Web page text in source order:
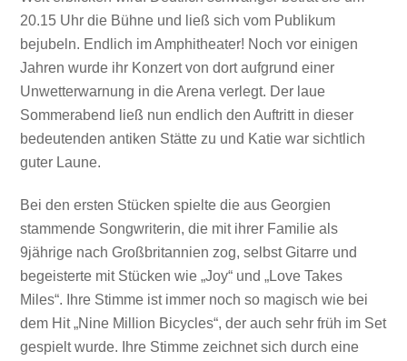
20.15 Uhr die Bühne und ließ sich vom Publikum
bejubeln. Endlich im Amphitheater! Noch vor einigen
Jahren wurde ihr Konzert von dort aufgrund einer
Unwetterwarnung in die Arena verlegt. Der laue
Sommerabend ließ nun endlich den Auftritt in dieser
bedeutenden antiken Stätte zu und Katie war sichtlich
guter Laune.
Bei den ersten Stücken spielte die aus Georgien
stammende Songwriterin, die mit ihrer Familie als
9jährige nach Großbritannien zog, selbst Gitarre und
begeisterte mit Stücken wie „Joy“ und „Love Takes
Miles“. Ihre Stimme ist immer noch so magisch wie bei
dem Hit „Nine Million Bicycles“, der auch sehr früh im Set
gespielt wurde. Ihre Stimme zeichnet sich durch eine